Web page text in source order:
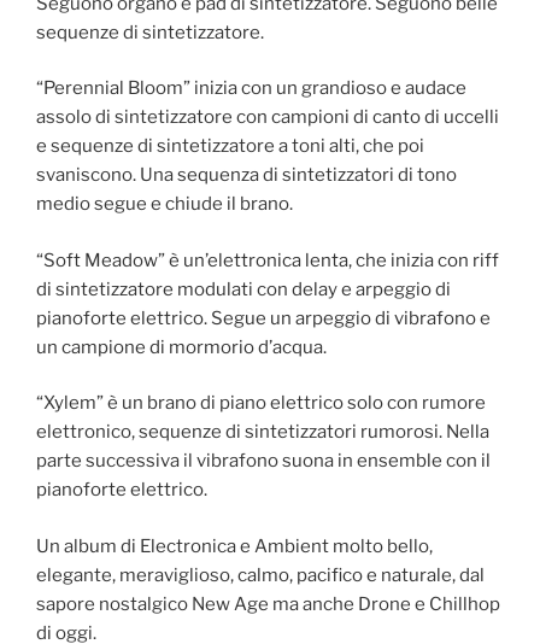
sequenze di sintetizzatore.
“Perennial Bloom” inizia con un grandioso e audace
assolo di sintetizzatore con campioni di canto di uccelli
e sequenze di sintetizzatore a toni alti, che poi
svaniscono. Una sequenza di sintetizzatori di tono
medio segue e chiude il brano.
“Soft Meadow” è un’elettronica lenta, che inizia con riff
di sintetizzatore modulati con delay e arpeggio di
pianoforte elettrico. Segue un arpeggio di vibrafono e
un campione di mormorio d’acqua.
“Xylem” è un brano di piano elettrico solo con rumore
elettronico, sequenze di sintetizzatori rumorosi. Nella
parte successiva il vibrafono suona in ensemble con il
pianoforte elettrico.
Un album di Electronica e Ambient molto bello,
elegante, meraviglioso, calmo, pacifico e naturale, dal
sapore nostalgico New Age ma anche Drone e Chillhop
di oggi.